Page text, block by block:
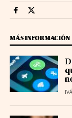
Smartlife Cinco
Smartlife
MÁS INFORMACIÓN